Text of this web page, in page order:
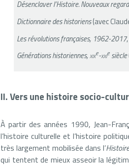
Désenclaver l’Histoire. Nouveaux
Dictionnaire des historiens(avec
Les révolutions françaises, 1962-2017
Générations historiennes,xixe-xxie siècle
II. Vers une histoire socio-
À partir des années 1990, Jean-
l’histoire culturelle et l’histoire
très largement mobilisée dans l’
qui tentent de mieux asseoir la